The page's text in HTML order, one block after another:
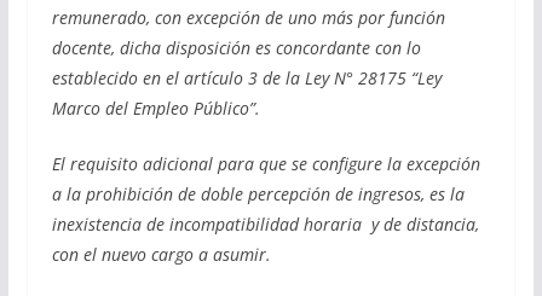
remunerado, con excepción de uno más por función
docente, dicha disposición es concordante con lo
establecido en el artículo 3 de la Ley N° 28175 “Ley
Marco del Empleo Público”.
El requisito adicional para que se configure la excepción
a la prohibición de doble percepción de ingresos, es la
inexistencia de incompatibilidad horaria y de distancia,
con el nuevo cargo a asumir.